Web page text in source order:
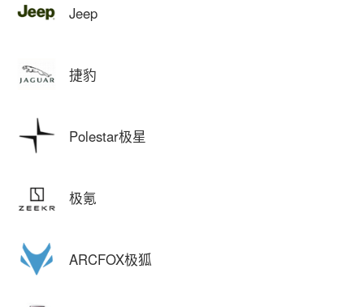
Jeep
捷豹
Polestar极星
极氪
ARCFOX极狐